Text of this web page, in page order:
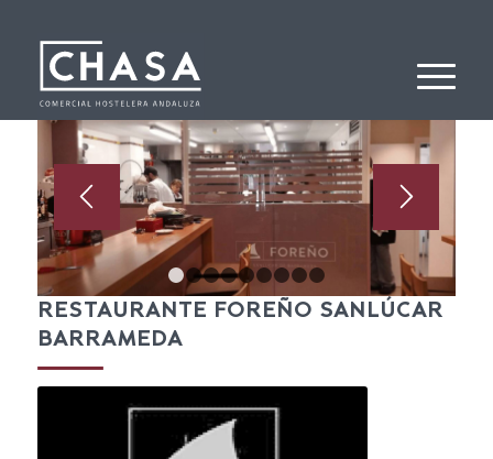
1 2 3 4 5 6 7 8 9
RESTAURANTE FOREÑO SANLÚCAR
BARRAMEDA